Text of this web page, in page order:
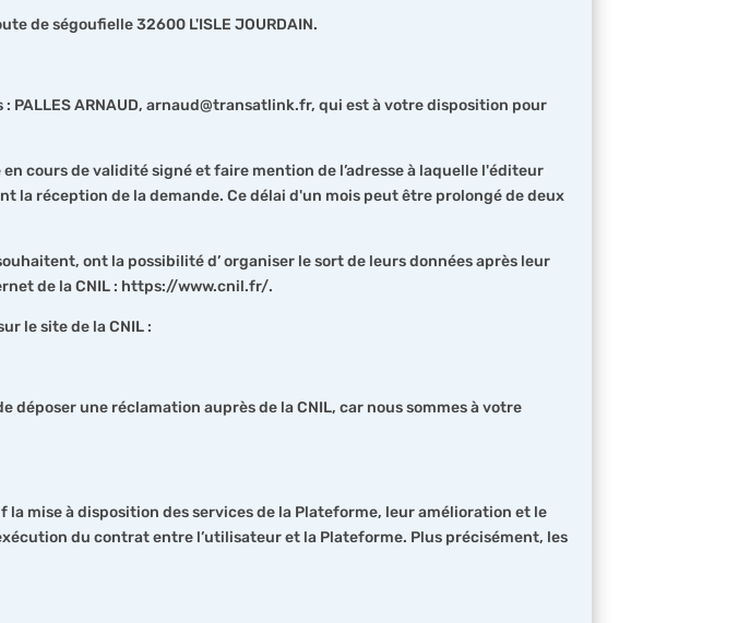
de ségoufielle 32600 L'ISLE JOURDAIN.
PALLES ARNAUD, arnaud@transatlink.fr, qui est à votre disposition pour
cours de validité signé et faire mention de l’adresse à laquelle l'éditeur
la réception de la demande. Ce délai d'un mois peut être prolongé de deux
ont la possibilité d’ organiser le sort de leurs données après leur
de la CNIL : https://www.cnil.fr/.
le site de la CNIL :
une réclamation auprès de la CNIL, car nous sommes à votre
mise à disposition des services de la Plateforme, leur amélioration et le
du contrat entre l’utilisateur et la Plateforme. Plus précisément, les